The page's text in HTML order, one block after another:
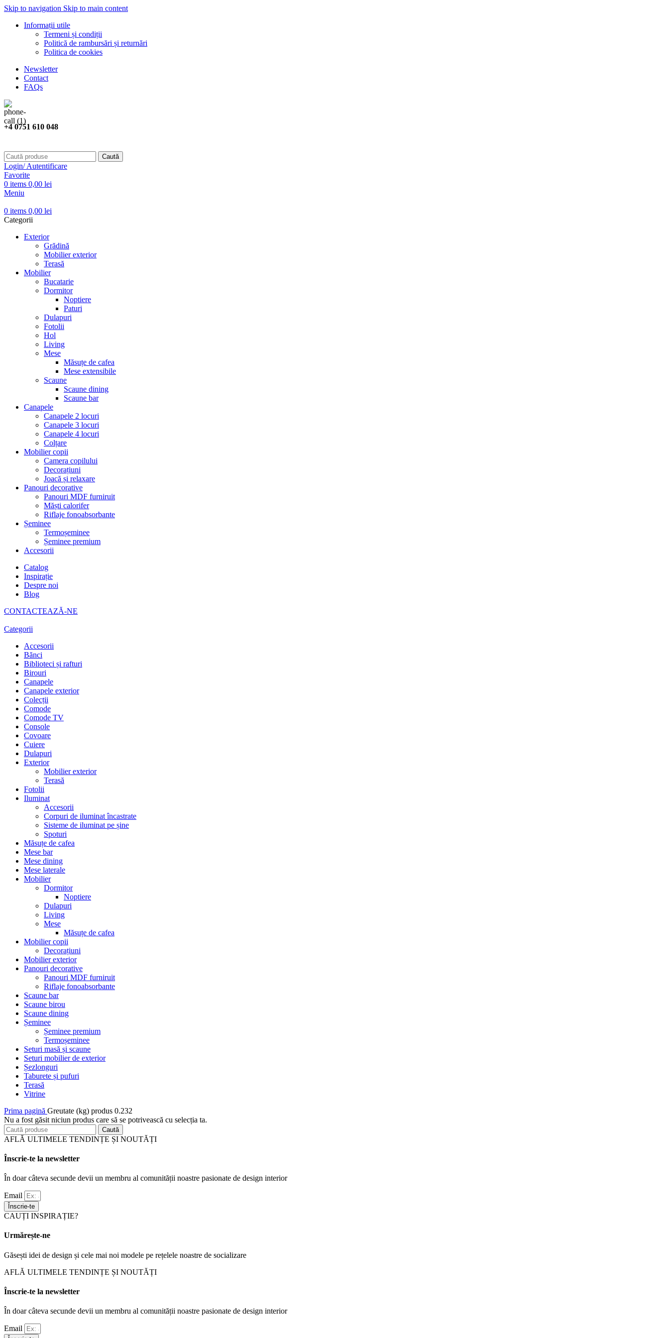
Skip to navigation Skip to main content
Informații utile
Termeni și condiții
Politică de rambursări și returnări
Politica de cookies
Newsletter
Contact
FAQs
+4 0751 610 048
Caută
Login/ Autentificare
Favorite
0 items 0,00 lei
Meniu
0 items 0,00 lei
Categorii
Exterior
Grădină
Mobilier exterior
Terasă
Mobilier
Bucatarie
Dormitor
Noptiere
Paturi
Dulapuri
Fotolii
Hol
Living
Mese
Măsuțe de cafea
Mese extensibile
Scaune
Scaune dining
Scaune bar
Canapele
Canapele 2 locuri
Canapele 3 locuri
Canapele 4 locuri
Colțare
Mobilier copii
Camera copilului
Decorațiuni
Joacă și relaxare
Panouri decorative
Panouri MDF furniruit
Măști calorifer
Riflaje fonoabsorbante
Șeminee
Termoșeminee
Șeminee premium
Accesorii
Catalog
Inspirație
Despre noi
Blog
CONTACTEAZĂ-NE
Categorii
Accesorii
Bănci
Biblioteci și rafturi
Birouri
Canapele
Canapele exterior
Colecții
Comode
Comode TV
Console
Covoare
Cuiere
Dulapuri
Exterior
Mobilier exterior
Terasă
Fotolii
Iluminat
Accesorii
Corpuri de iluminat încastrate
Sisteme de iluminat pe șine
Spoturi
Măsuțe de cafea
Mese bar
Mese dining
Mese laterale
Mobilier
Dormitor
Noptiere
Dulapuri
Living
Mese
Măsuțe de cafea
Mobilier copii
Decorațiuni
Mobilier exterior
Panouri decorative
Panouri MDF furniruit
Riflaje fonoabsorbante
Scaune bar
Scaune birou
Scaune dining
Șeminee
Șeminee premium
Termoșeminee
Seturi masă și scaune
Seturi mobilier de exterior
Șezlonguri
Taburete și pufuri
Terasă
Vitrine
Prima pagină Greutate (kg) produs 0.232
Nu a fost găsit niciun produs care să se potrivească cu selecția ta.
Caută
AFLĂ ULTIMELE TENDINȚE ȘI NOUTĂȚI
Înscrie-te la newsletter
În doar câteva secunde devii un membru al comunității noastre pasionate de design interior
Email
Înscrie-te
CAUȚI INSPIRAȚIE?
Urmărește-ne
Găsești idei de design și cele mai noi modele pe rețelele noastre de socializare
AFLĂ ULTIMELE TENDINȚE ȘI NOUTĂȚI
Înscrie-te la newsletter
În doar câteva secunde devii un membru al comunității noastre pasionate de design interior
Email